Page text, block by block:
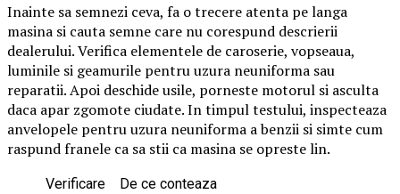
Inainte sa semnezi ceva, fa o trecere atenta pe langa
masina si cauta semne care nu corespund descrierii
dealerului. Verifica elementele de caroserie, vopseaua,
luminile si geamurile pentru uzura neuniforma sau
reparatii. Apoi deschide usile, porneste motorul si asculta
daca apar zgomote ciudate. In timpul testului, inspecteaza
anvelopele pentru uzura neuniforma a benzii si simte cum
raspund franele ca sa stii ca masina se opreste lin.
Verificare
De ce conteaza